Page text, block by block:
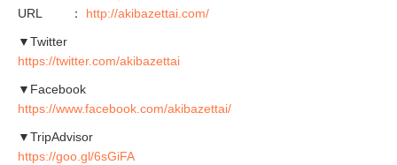
URL ： http://akibazettai.com/
▼Twitter
https://twitter.com/akibazettai
▼Facebook
https://www.facebook.com/akibazettai/
▼TripAdvisor
https://goo.gl/6sGiFA